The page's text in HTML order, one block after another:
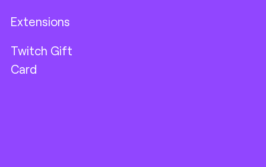
Extensions
Twitch Gift
Card